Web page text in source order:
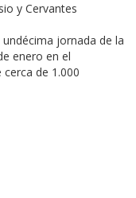
y Cervantes
jornada de la
enero en el
de 1.000